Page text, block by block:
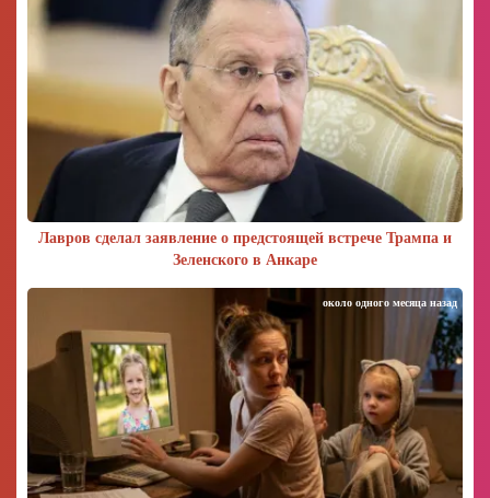
Лавров сделал заявление о предстоящей встрече Трампа и
Зеленского в Анкаре
около одного месяца назад